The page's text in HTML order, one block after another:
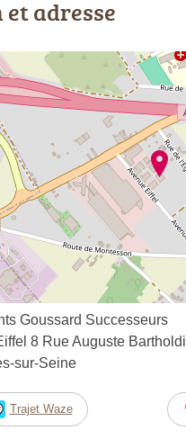
et adresse
Goussard Successeurs
8 Rue Auguste Bartholdi
sur-Seine
Trajet Waze